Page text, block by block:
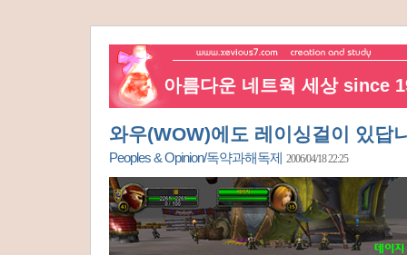
아름다운 네트웍 세상 since
와우(WOW)에도 레이싱걸이 있답
Peoples & Opinion/독약과해독제 2006/04/18 22:25